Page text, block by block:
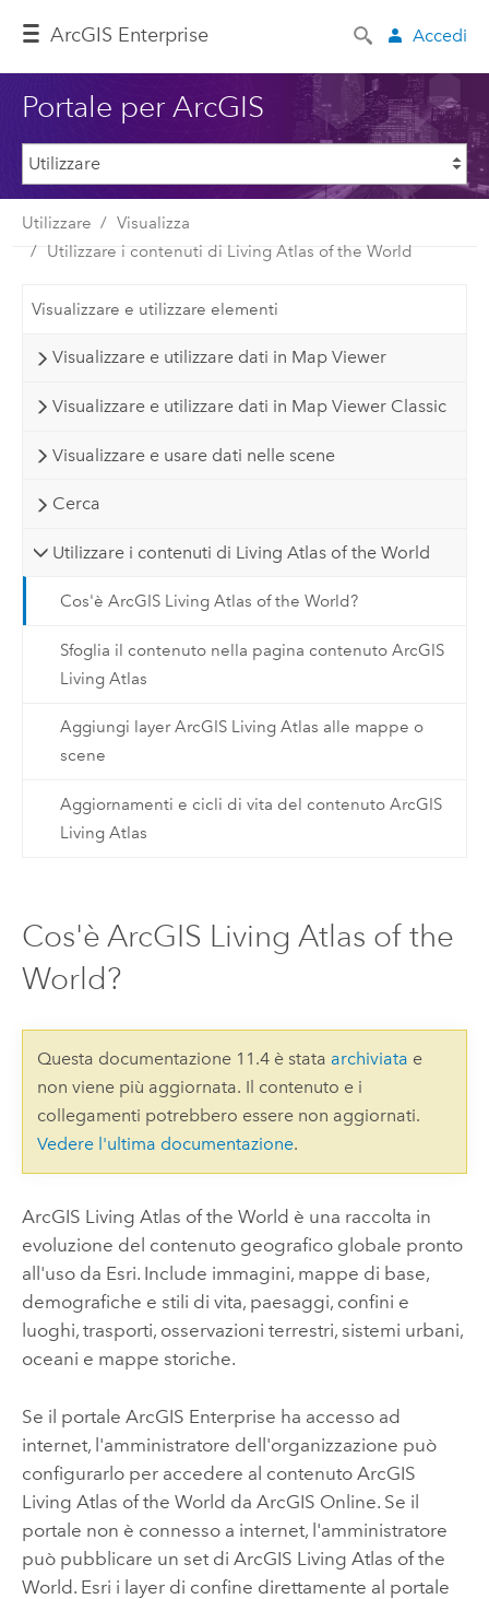
ArcGIS Enterprise Accedi
Portale per ArcGIS
Utilizzare
Visualizza
Utilizzare i contenuti di Living Atlas of the World
Visualizzare e utilizzare elementi
Visualizzare e utilizzare dati in Map Viewer
Visualizzare e utilizzare dati in Map Viewer Classic
Visualizzare e usare dati nelle scene
Cerca
Utilizzare i contenuti di Living Atlas of the World
Cos'è ArcGIS Living Atlas of the World?
Sfoglia il contenuto nella pagina contenuto ArcGIS
Living Atlas
Aggiungi layer ArcGIS Living Atlas alle mappe o
scene
Aggiornamenti e cicli di vita del contenuto ArcGIS
Living Atlas
Cos'è ArcGIS Living Atlas of the
World?
Questa documentazione 11.4 è stata archiviata e
non viene più aggiornata. Il contenuto e i
collegamenti potrebbero essere non aggiornati.
Vedere l'ultima documentazione.
ArcGIS Living Atlas of the World è una raccolta in
evoluzione del contenuto geografico globale pronto
all'uso da Esri. Include immagini, mappe di base,
demografiche e stili di vita, paesaggi, confini e
luoghi, trasporti, osservazioni terrestri, sistemi urbani,
oceani e mappe storiche.
Se il portale ArcGIS Enterprise ha accesso ad
internet, l'amministratore dell'organizzazione può
configurarlo per accedere al contenuto ArcGIS
Living Atlas of the World da ArcGIS Online. Se il
portale non è connesso a internet, l'amministratore
può pubblicare un set di ArcGIS Living Atlas of the
World. Esri i layer di confine direttamente al portale